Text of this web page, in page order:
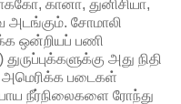
கானா, துனிசியா,
அடங்கும். சோமாலி
ஒன்றியப் பணி
அது நிதி
அமெரிக்க படைகள்
நீர்நிலைகளை ரோந்து